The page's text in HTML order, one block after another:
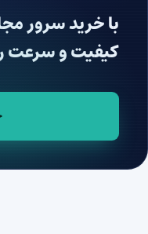
با خرید سرور
کیفیت و سرعت